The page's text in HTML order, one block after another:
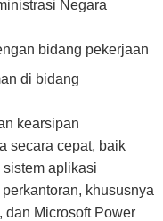
Negara
bidang pekerjaan
di bidang
kearsipan
secara cepat, baik
aplikasi
khususnya
dan Microsoft Power